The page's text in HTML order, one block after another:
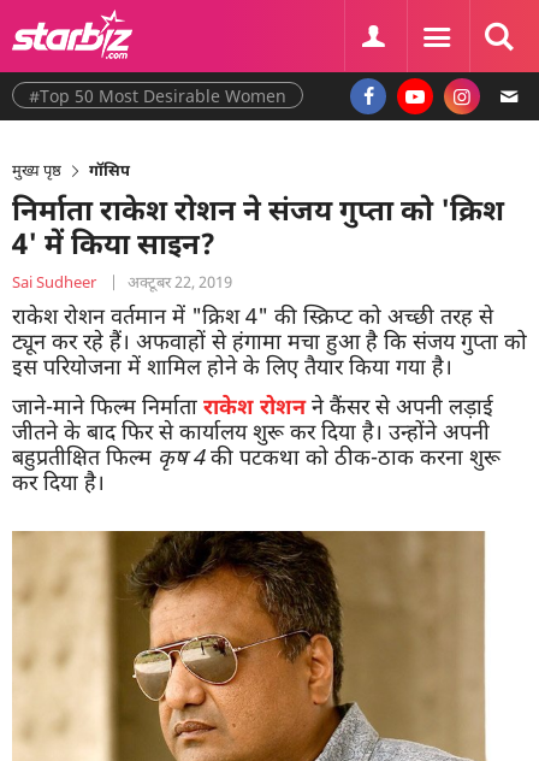
#Top 50 Most Desirable Women
मुख्य पृष्ठ गॉसिप
निर्माता राकेश रोशन ने संजय गुप्ता को 'क्रिश
4' में किया साइन?
Sai Sudheer | अक्टूबर 22, 2019
राकेश रोशन वर्तमान में "क्रिश 4" की स्क्रिप्ट को अच्छी तरह से
ट्यून कर रहे हैं। अफवाहों से हंगामा मचा हुआ है कि संजय गुप्ता को
इस परियोजना में शामिल होने के लिए तैयार किया गया है।
जाने-माने फिल्म निर्माता राकेश रोशनने कैंसर से अपनी लड़ाई
जीतने के बाद फिर से कार्यालय शुरू कर दिया है। उन्होंने अपनी
बहुप्रतीक्षित फिल्म कृष 4की पटकथा को ठीक-ठाक करना शुरू
कर दिया है।